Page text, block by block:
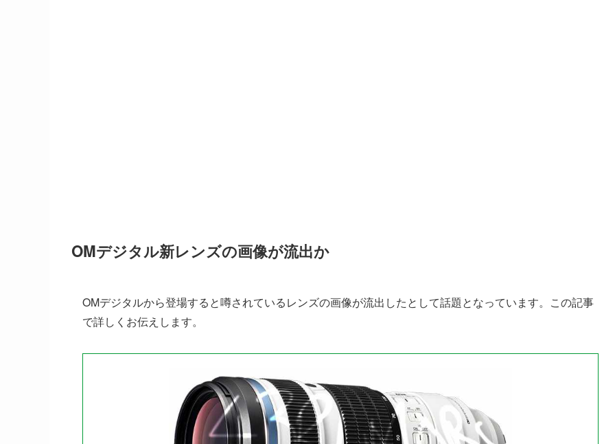
OMデジタル新レンズの画像が流出か
OMデジタルから登場すると噂されているレンズの画像が流出したとして話題となっています。この記事
で詳しくお伝えします。